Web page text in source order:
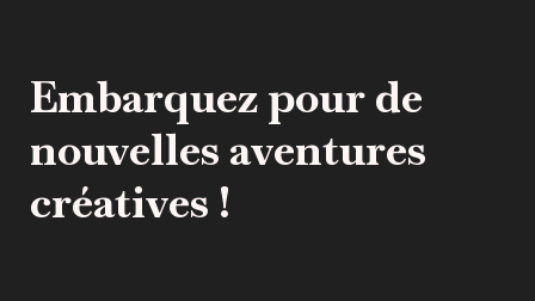
Embarquez pour de
nouvelles aventures
créatives !